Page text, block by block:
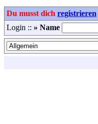
Du musst dich registrieren
Login :: » Name